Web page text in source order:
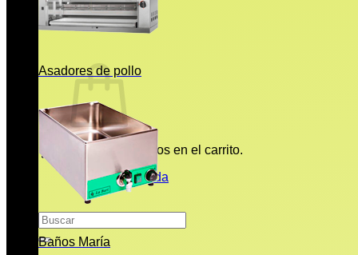
No hay productos en el carrito.
Volver a la tienda
Buscar
por:
Asadores de pollo
Baños María